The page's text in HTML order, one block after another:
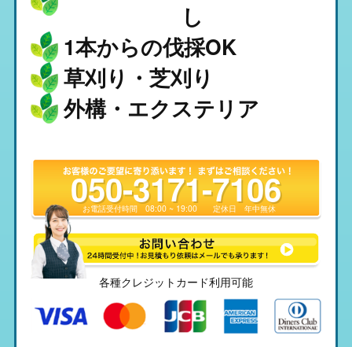
1本からの伐採OK
草刈り・芝刈り
し
外構・エクステリア
050-3171-7106
お電話受付時間08:00 ~ 19:00 定休日年中無休
各種クレジットカード利用可能